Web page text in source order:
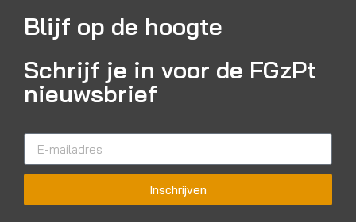
Blijf op de hoogte
Schrijf je in voor de FGzPt
nieuwsbrief
Inschrijven